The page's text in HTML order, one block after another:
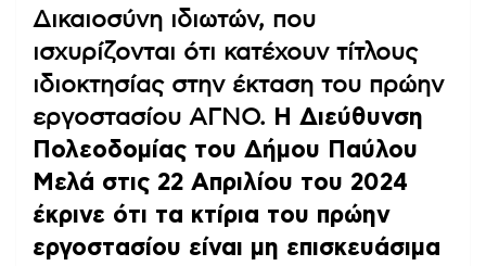
Δικαιοσύνη ιδιωτών, που
ισχυρίζονται ότι κατέχουν τίτλους
ιδιοκτησίας στην έκταση του πρώην
εργοστασίου ΑΓΝΟ. Η Διεύθυνση
Πολεοδομίας του Δήμου Παύλου
Μελά στις 22 Απριλίου του 2024
έκρινε ότι τα κτίρια του πρώην
εργοστασίου είναι μη επισκευάσιμα